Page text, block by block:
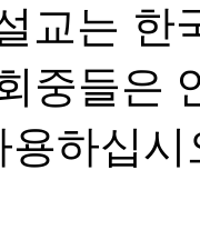
교는 한
중들은
용하십시